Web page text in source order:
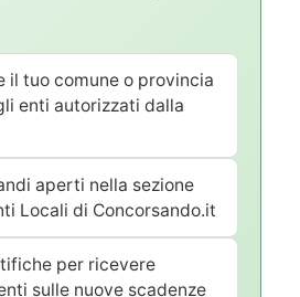
il tuo comune o provincia
enti autorizzati dalla
aperti nella sezione
Locali di Concorsando.it
per ricevere
sulle nuove scadenze